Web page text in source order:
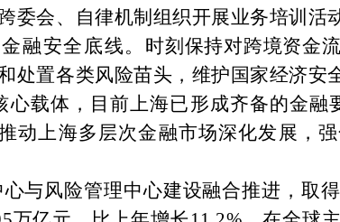
会、自律机制组织开展业务培训活
融安全底线。 时刻保持对跨境资金
置各类风险苗头，维护国家经济安
载体，目前上海已形成齐备的金融
动上海多层次金融市场深化发展，
与风险管理中心建设融合推进，取